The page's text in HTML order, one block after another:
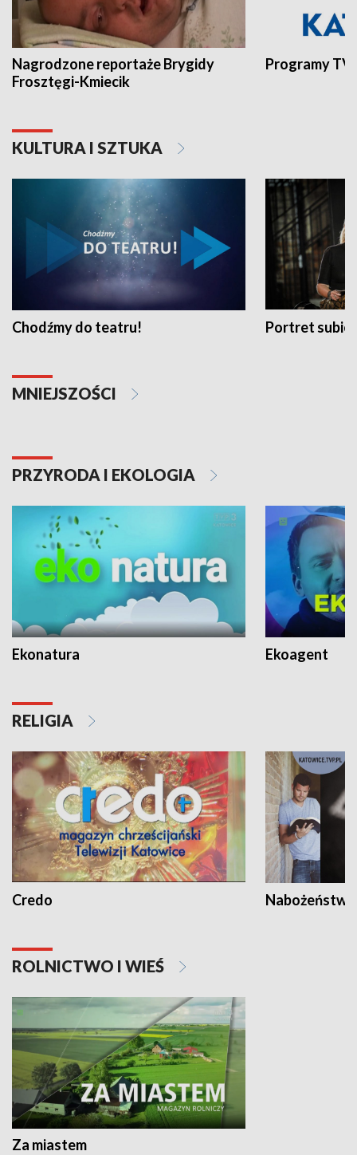
Nagrodzone reportaże Brygidy
Frosztęgi-Kmiecik
Programy
KULTURA I SZTUKA
Chodźmy do teatru! Portret
MNIEJSZOŚCI
PRZYRODA I EKOLOGIA
Ekonatura Ekoagent
RELIGIA
Credo
ROLNICTWO I WIEŚ
Za miastem